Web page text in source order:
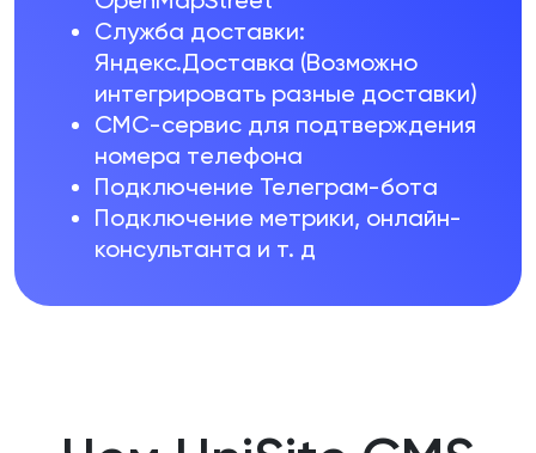
Служба доставки:
Яндекс.Доставка (Возможно
интегрировать разные доставки)
СМС-сервис для подтверждения
номера телефона
Подключение Телеграм-бота
Подключение метрики, онлайн-
консультанта и т. д